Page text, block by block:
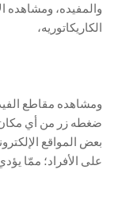
والمفيده، ومشاهده
الكاريكاتوريه،
ومشاهده مقاطع
ضغطه زر من أي
بعض المواقع
على الأفراد؛ ممّا